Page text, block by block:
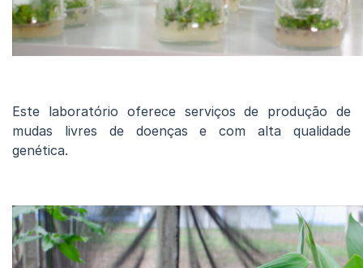
Este laboratório oferece serviços de produção de
mudas livres de doenças e com alta qualidade
genética.